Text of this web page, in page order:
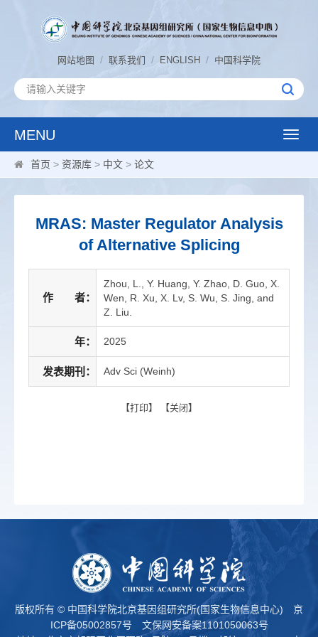
网站地图 / 联系我们 / ENGLISH / 中国科学院
MENU
Toggle
首页 > 资源库 > 中文 > 论文
MRAS: Master Regulator Analysis
of Alternative Splicing
作 者：
Zhou, L., Y. Huang, Y. Zhao, D. Guo, X.
Wen, R. Xu, X. Lv, S. Wu, S. Jing, and
Z. Liu.
年： 2025
发表期刊： Adv Sci (Weinh)
【打印】 【关闭 】
版权所有 © 中国科学院北京基因组研究所(国家生物信息中心) 京
ICP备05002857号
文保网安备案1101050063号